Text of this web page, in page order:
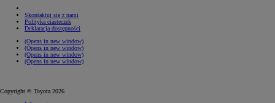
Skontaktuj się z nami
Polityka ciasteczek
Deklaracja dostępności
(Opens in new window)
(Opens in new window)
(Opens in new window)
(Opens in new window)
Copyright © Toyota 2026